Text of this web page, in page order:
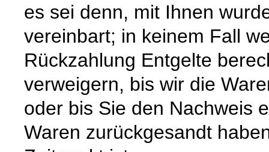
es sei denn, mit Ihnen
vereinbart; in keinem Fall
Rückzahlung Entgelte
verweigern, bis wir die
oder bis Sie den Nachweis
Waren zurückgesandt